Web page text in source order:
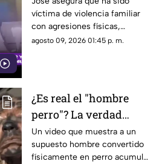
de atención policial
víctima de violencia familiar
con agresiones físicas,
psicológicas y amenazas por
agosto 09, 2026 01:45 p. m.
¿Es real el "hombre
perro"? La verdad
detrás del video viral
en redes sociales
Un video que muestra a un
supuesto hombre convertido
físicamente en perro acumuló